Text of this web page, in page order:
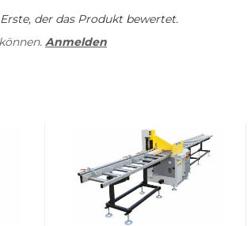
der das Produkt bewertet.
Anmelden